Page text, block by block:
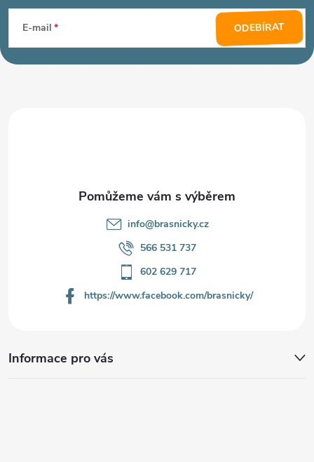
p
E-mail ODEBÍRAT
info@brasnicky.cz
566 531 737
602 629 717
https://www.facebook.com/brasnicky/
Informace pro vás